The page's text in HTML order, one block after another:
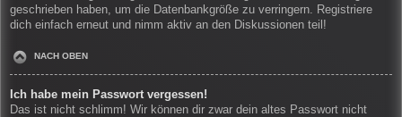
geschrieben haben, um die Datenbankgröße zu verringern. Registriere
dich einfach erneut und nimm aktiv an den Diskussionen teil!
NACH OBEN
Ich habe mein Passwort vergessen!
Das ist nicht schlimm! Wir können dir zwar dein altes Passwort nicht